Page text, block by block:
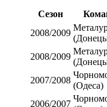
Сезон
2008/2009
2008/2009
2007/2008
(Одеса)
2006/2007